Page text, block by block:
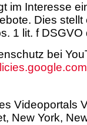
im Interesse
Dies
1 lit. f DSGVO
bei
Videoportals
New York,